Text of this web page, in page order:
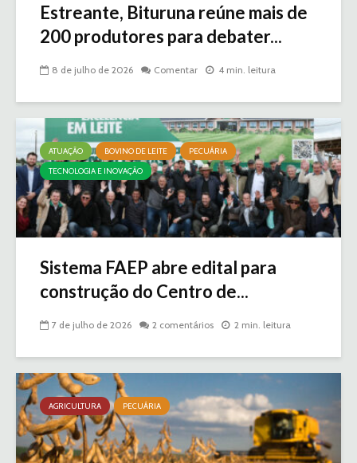
Estreante, Bituruna reúne mais de
200 produtores para debater...
8 de julho de 2026 Comentar 4 min. leitura
ATUAÇÃO BOVINO DE LEITE
PECUÁRIA
TECNOLOGIA E INOVAÇÃO
Sistema FAEP abre edital para
construção do Centro de...
7 de julho de 2026 2 comentários 2 min. leitura
AGRICULTURA PECUÁRIA